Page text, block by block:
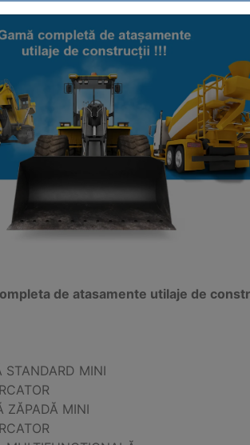
de atasamente utilaje de
STANDARD MINI
ZĂPADĂ MINI